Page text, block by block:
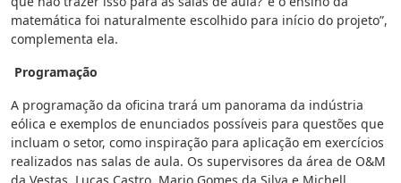
matemática foi naturalmente escolhido para início do projeto”,
complementa ela.
Programação
A programação da oficina trará um panorama da indústria
eólica e exemplos de enunciados possíveis para questões que
incluam o setor, como inspiração para aplicação em exercícios
realizados nas salas de aula. Os supervisores da área de O&M